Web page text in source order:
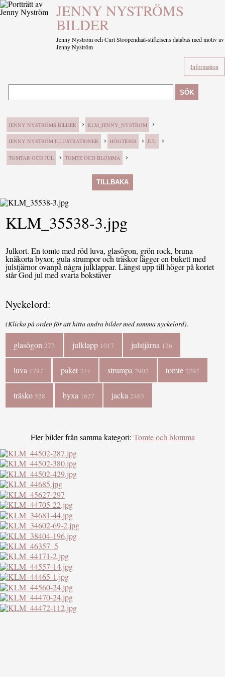
JENNY NYSTRÖMS
BILDER
Jenny Nyström och Curt Stoopendaal-stiftelsens databas med motiv av
Jenny Nyström
Information
SÖK
JENNY NYSTRÖMS BILDER › KLM_JENNY_NYSTROM ›
JENNY NYSTRÖM ILLUSTRATIONER › HÖGTIDER › JUL ›
TOMTAR OCH JUL › TOMTE OCH BLOMMA ›
TILLBAKA
KLM_35538-3.jpg
Julkort. En tomte med röd luva, glasögon, grön rock, bruna
knäkorta byxor, gula strumpor och träskor lägger en bukett med
julstjärnor ovanpå några julklappar. Längst upp till höger på kortet
står God jul med svarta bokstäver
Nyckelord:
(Klicka på orden för att hitta andra bilder med samma nyckelord).
glasögon 277 julklapp 1017 julstjärna 126
luva 1797 paket 277 strumpa 2902 tomte 2292
träsko 528 byxa 1627 jacka 2463
Fler bilder från samma kategori: Tomte och blomma